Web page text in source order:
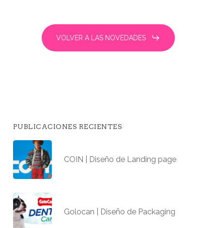
VOLVER A LAS NOVEDADES
PUBLICACIONES RECIENTES
COIN | Diseño de Landing page
Golocan | Diseño de Packaging